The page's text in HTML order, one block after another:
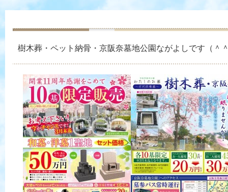
樹木葬・ペット納骨・京阪奈墓地公園ながよしです（＾